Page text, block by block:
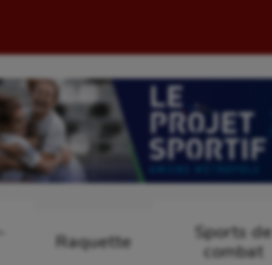
Raquette
Sports de
combat